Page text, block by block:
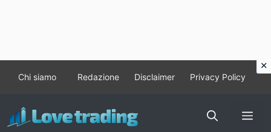
contenuto
Chi siamo Redazione Disclaimer Privacy Policy